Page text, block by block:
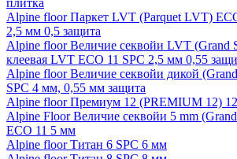
плитка
Alpine floor Паркет LVT (Parquet LVT)
2,5 мм 0,5 защита
Alpine floor Величие секвойи LVT (Grand
клеевая LVT ECO 11 SPC 2,5 мм 0,55
Alpine floor Величие секвойи дикой
SPC 4 мм, 0,55 мм защита
Alpine floor Премиум 12 (PREMIUM 12)
Alpine Floor Величие секвойи 5 mm
ECO 11 5 мм
Alpine floor Титан 6 SPC 6 мм